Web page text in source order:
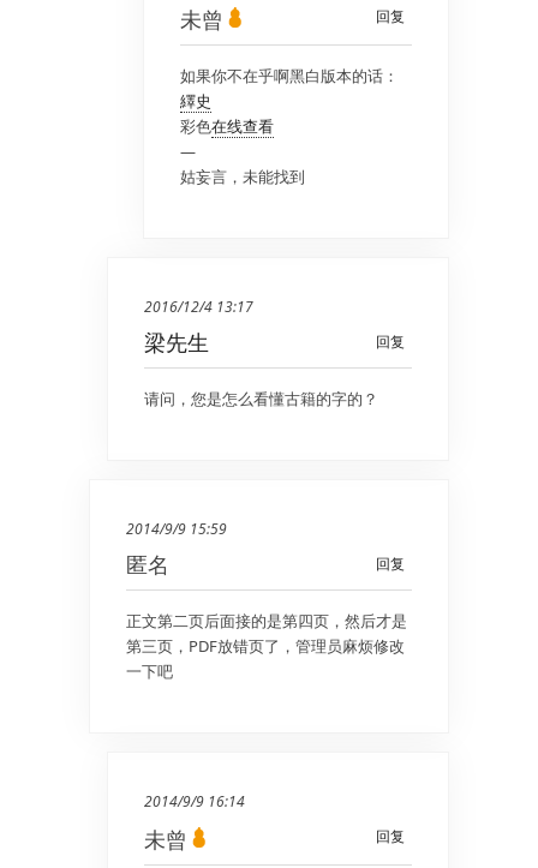
回复
未曾
如果你不在乎啊黑白版本的话：
繹史
彩色在线查看
—
姑妄言，未能找到
2016/12/4 13:17
回复
梁先生
请问，您是怎么看懂古籍的字的？
2014/9/9 15:59
回复
匿名
正文第二页后面接的是第四页，然后才是
第三页，PDF放错页了，管理员麻烦修改
一下吧
2014/9/9 16:14
回复
未曾